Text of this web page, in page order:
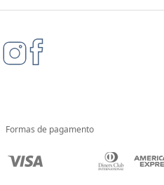
Formas de pagamento